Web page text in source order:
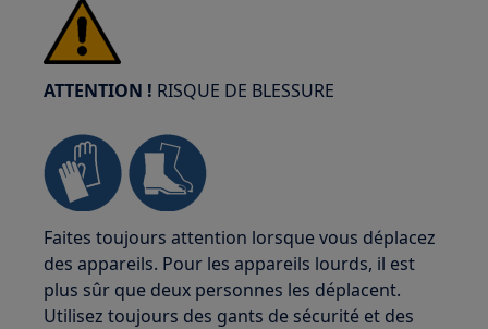
ATTENTION ! RISQUE DE BLESSURE
Faites toujours attention lorsque vous déplacez
des appareils. Pour les appareils lourds, il est
plus sûr que deux personnes les déplacent.
Utilisez toujours des gants de sécurité et des